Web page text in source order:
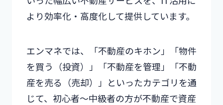
より効率化・高度化して提供しています。
エンマネでは、「不動産のキホン」「物件
を買う（投資）」「不動産を管理」「不動
産を売る（売却）」といったカテゴリを通
じて、初心者～中級者の方が不動産で資産